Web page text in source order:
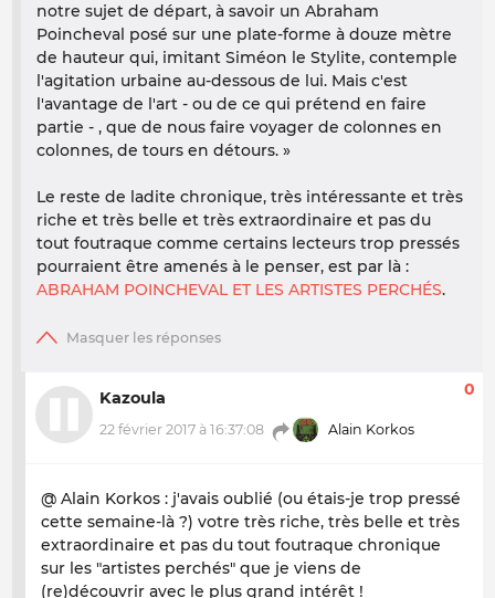
notre sujet de départ, à savoir un Abraham
Poincheval posé sur une plate-forme à douze mètre
de hauteur qui, imitant Siméon le Stylite, contemple
l'agitation urbaine au-dessous de lui. Mais c'est
l'avantage de l'art - ou de ce qui prétend en faire
partie - , que de nous faire voyager de colonnes en
colonnes, de tours en détours. »
Le reste de ladite chronique, très intéressante et très
riche et très belle et très extraordinaire et pas du
tout foutraque comme certains lecteurs trop pressés
pourraient être amenés à le penser, est par là :
ABRAHAM POINCHEVAL ET LES ARTISTES PERCHÉS.
Kazoula
22 février 2017 à 16:37:08 Alain Korkos
0
@ Alain Korkos : j'avais oublié (ou étais-je trop pressé
cette semaine-là ?) votre très riche, très belle et très
extraordinaire et pas du tout foutraque chronique
sur les "artistes perchés" que je viens de
(re)découvrir avec le plus grand intérêt !